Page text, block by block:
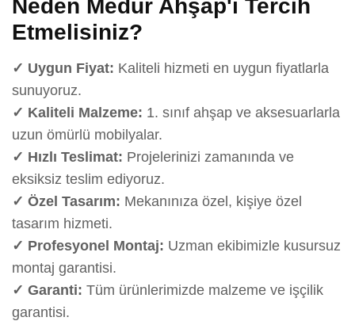
Neden Medur Ahşap'ı Tercih
Etmelisiniz?
✓ Uygun Fiyat: Kaliteli hizmeti en uygun fiyatlarla
sunuyoruz.
✓ Kaliteli Malzeme: 1. sınıf ahşap ve aksesuarlarla
uzun ömürlü mobilyalar.
✓ Hızlı Teslimat: Projelerinizi zamanında ve
eksiksiz teslim ediyoruz.
✓ Özel Tasarım: Mekanınıza özel, kişiye özel
tasarım hizmeti.
✓ Profesyonel Montaj: Uzman ekibimizle kusursuz
montaj garantisi.
✓ Garanti: Tüm ürünlerimizde malzeme ve işçilik
garantisi.